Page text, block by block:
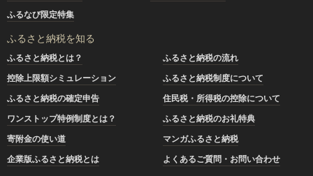
ふるなび限定特集
ふるさと納税を知る
ふるさと納税とは？
ふるさと納税の流れ
控除上限額シミュレーション
ふるさと納税制度について
ふるさと納税の確定申告
住民税・所得税の控除について
ワンストップ特例制度とは？
ふるさと納税のお礼特典
寄附金の使い道
マンガふるさと納税
企業版ふるさと納税とは
よくあるご質問・お問い合わせ